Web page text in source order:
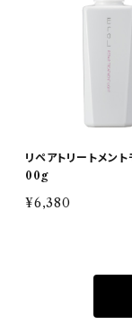
リペアトリートメン
00g
¥6,380